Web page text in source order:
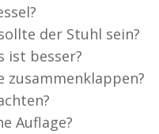
der Stuhl sein?
ist besser?
zusammenklappen?
Auflage?